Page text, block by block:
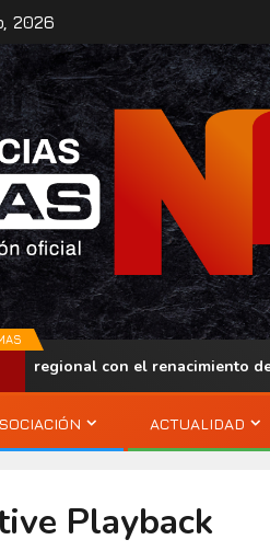
2026
con el renacimiento del
ACTUALIDAD
Playback